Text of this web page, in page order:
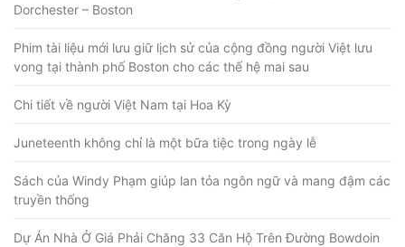
Dorchester – Boston
Phim tài liệu mới lưu giữ lịch sử của cộng đồng người Việt lưu
vong tại thành phố Boston cho các thế hệ mai sau
Chi tiết về người Việt Nam tại Hoa Kỳ
Juneteenth không chỉ là một bữa tiệc trong ngày lễ
Sách của Windy Phạm giúp lan tỏa ngôn ngữ và mang đậm các
truyền thống
Dự Án Nhà Ở Giá Phải Chăng 33 Căn Hộ Trên Đường Bowdoin